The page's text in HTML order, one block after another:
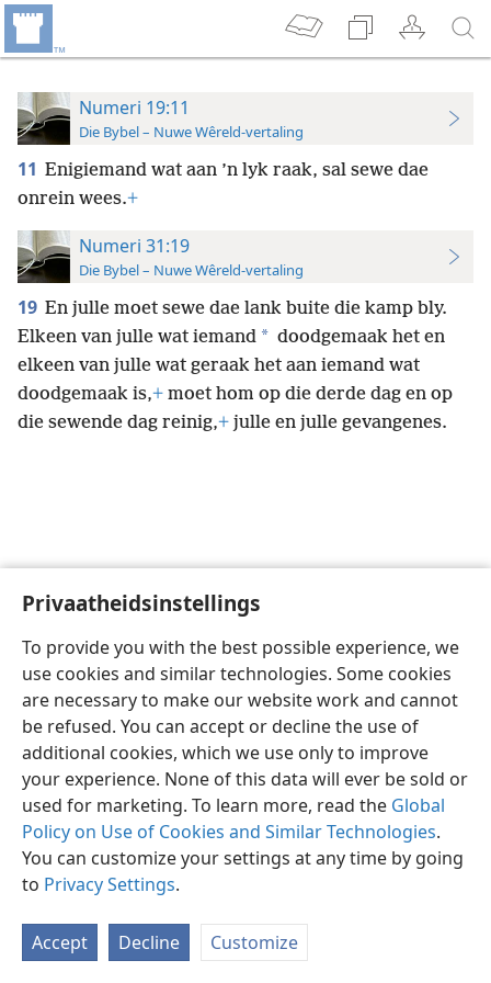
Privaatheidsinstellings
To provide you with the best possible experience, we
use cookies and similar technologies. Some cookies
are necessary to make our website work and cannot
be refused. You can accept or decline the use of
additional cookies, which we use only to improve
your experience. None of this data will ever be sold or
used for marketing. To learn more, read the Global
Policy on Use of Cookies and Similar Technologies.
You can customize your settings at any time by going
to Privacy Settings.
Accept Decline Customize
Numeri 19:11
Die Bybel – Nuwe Wêreld-vertaling
11 Enigiemand wat aan ’n lyk raak, sal sewe dae
onrein wees.+
Numeri 31:19
Die Bybel – Nuwe Wêreld-vertaling
19 En julle moet sewe dae lank buite die kamp bly.
Elkeen van julle wat iemand * doodgemaak het en
elkeen van julle wat geraak het aan iemand wat
doodgemaak is,+ moet hom op die derde dag en op
die sewende dag reinig,+ julle en julle gevangenes.
Afrikaans Voorkeure
Copyright© 2026 Watch Tower Bible and Tract Society of Pennsylvania
Privaatheidsbeleid
JW.ORG
Meld aan